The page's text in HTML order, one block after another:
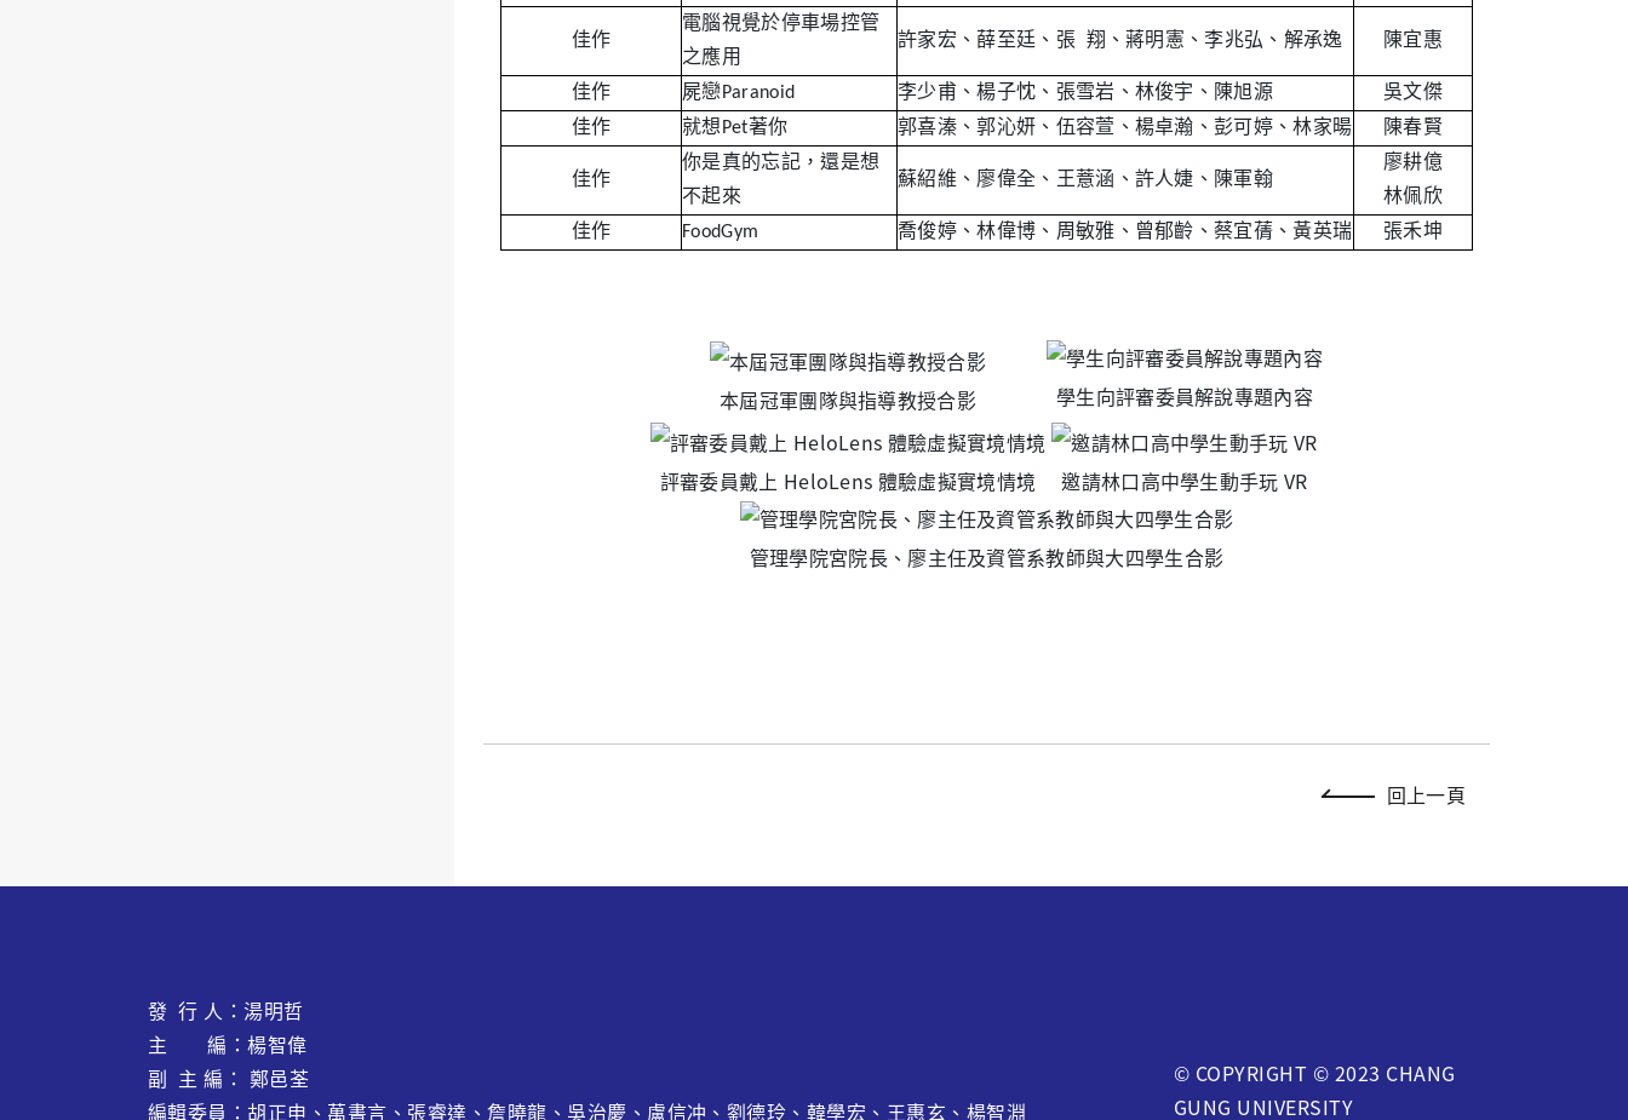
佳作
電腦視覺於停車場控管
之應用
許家宏、薛至廷、張 翔、蔣明憲、李兆弘、解承逸 陳宜惠
佳作 屍戀Paranoid 李少甫、楊子忱、張雪岩、林俊宇、陳旭源
吳文傑
佳作
就想Pet著你 郭喜溱、郭沁妍、伍容萱、楊卓瀚、彭可婷、林家暘 陳春賢
佳作
你是真的忘記，還是想
不起來
蘇紹維、廖偉全、王薏涵、許人婕、陳軍翰
廖耕億
林佩欣
佳作
FoodGym 喬俊婷、林偉博、周敏雅、曾郁齡、蔡宜蒨、黃英瑞 張禾坤
本屆冠軍團隊與指導教授合影 學生向評審委員解說專題內容
評審委員戴上 HeloLens 體驗虛擬實境情境 邀請林口高中學生動手玩 VR
管理學院宮院長、廖主任及資管系教師與大四學生合影
回上一頁
發 行 人：湯明哲
主 編：楊智偉
副 主 編： 鄭邑荃
編輯委員：胡正申、萬書言、張睿達、詹曉龍 、吳治慶、盧信冲、劉德玲、韓學宏、王惠玄、 楊智淵
© COPYRIGHT © 2023 CHANG
GUNG UNIVERSITY